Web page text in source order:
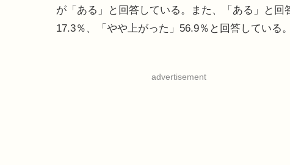
が「ある」と回答している。また、「ある」と回
17.3％、「やや上がった」56.9％と回答している。
advertisement